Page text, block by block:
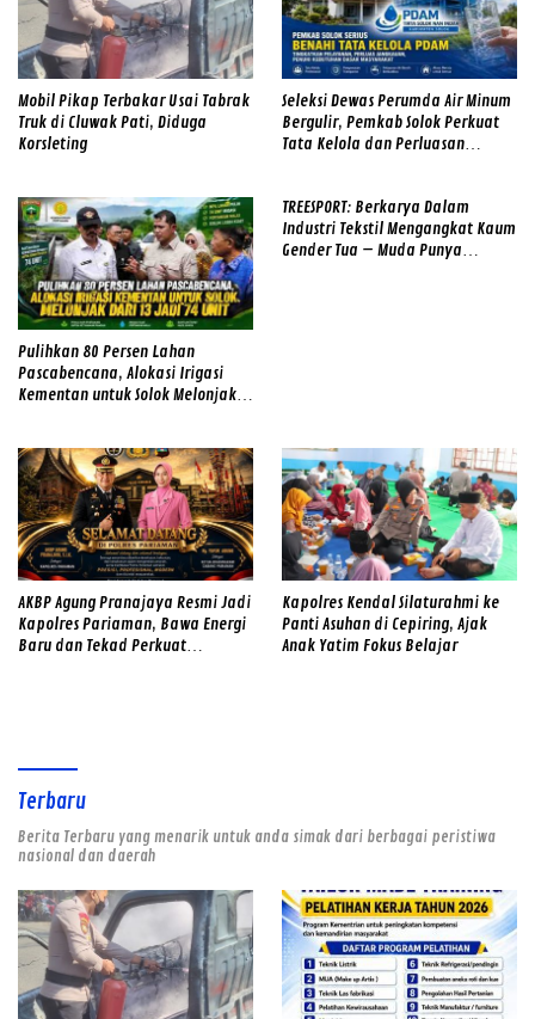
Mobil Pikap Terbakar Usai Tabrak
Truk di Cluwak Pati, Diduga
Korsleting
Seleksi Dewas Perumda Air Minum
Bergulir, Pemkab Solok Perkuat
Tata Kelola dan Perluasan
Pulihkan 80 Persen Lahan
Pascabencana, Alokasi Irigasi
Kementan untuk Solok Melonjak
TREESPORT: Berkarya Dalam
Industri Tekstil Mengangkat Kaum
Gender Tua – Muda Punya
AKBP Agung Pranajaya Resmi Jadi
Kapolres Pariaman, Bawa Energi
Baru dan Tekad Perkuat
Kapolres Kendal Silaturahmi ke
Panti Asuhan di Cepiring, Ajak
Anak Yatim Fokus Belajar
Terbaru
Berita Terbaru yang menarik untuk anda simak dari berbagai peristiwa
nasional dan daerah